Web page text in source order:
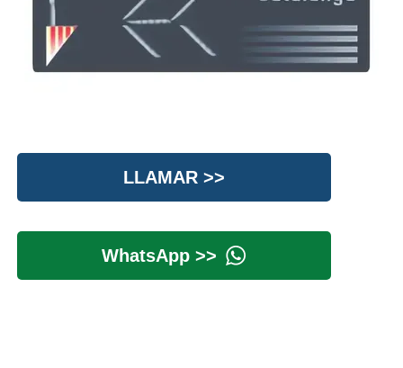
LLAMAR >>
WhatsApp >>